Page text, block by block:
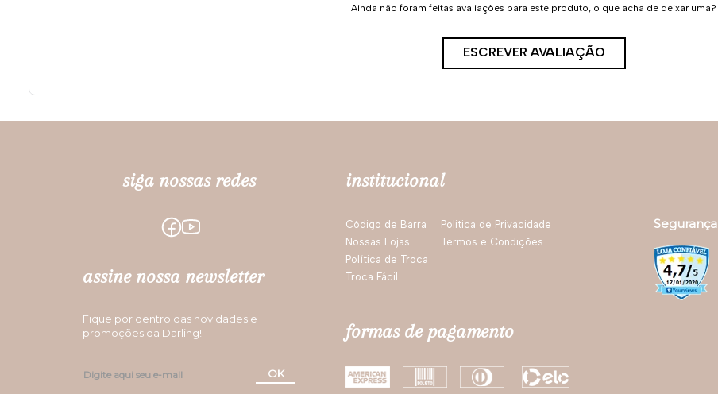
Ainda não foram feitas avaliações para este produto, o que acha de deixar uma?
ESCREVER AVALIAÇÃO
siga nossas redes
assine nossa newsletter
Fique por dentro das novidades e
promoções da Darling!
OK
institucional
Código de Barra
Nossas Lojas
Política de Troca
Troca Fácil
Politica de Privacidade
Termos e Condições
formas de pagamento
Segurança